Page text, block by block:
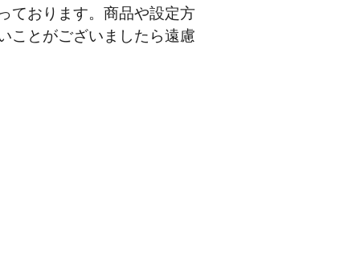
ております。商品や設定方
ことがございましたら遠慮